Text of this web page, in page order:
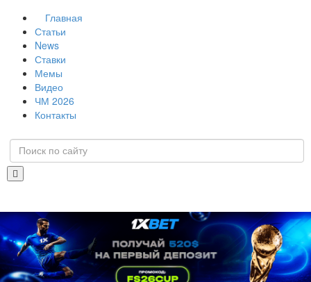
Главная
Статьи
News
Ставки
Мемы
Видео
ЧМ 2026
Контакты